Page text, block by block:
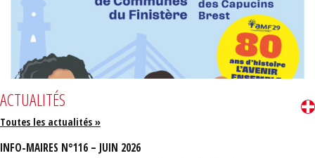
ACTUALITÉS
Toutes les actualités »
INFO-MAIRES N°116 – JUIN 2026